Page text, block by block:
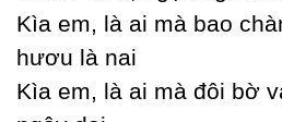
Kìa em, là ai mà bao
hươu là nai
Kìa em, là ai mà đôi bờ